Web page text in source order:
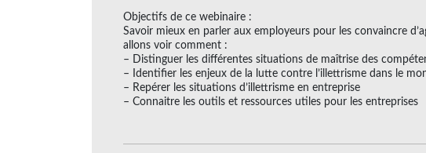
Objectifs de ce webinaire :
Savoir mieux en parler aux employeurs pour les convaincre
allons voir comment :
– Distinguer les différentes situations de maîtrise des
– Identifier les enjeux de la lutte contre l’illettrisme dans le
– Repérer les situations d’illettrisme en entreprise
– Connaitre les outils et ressources utiles pour les entreprises